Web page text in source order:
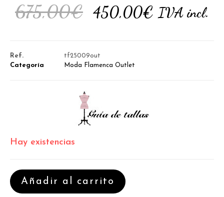
675,00€ 450,00€ IVA incl.
Ref.
tf25009out
Categoría
Moda Flamenca Outlet
Hay existencias
Añadir al carrito